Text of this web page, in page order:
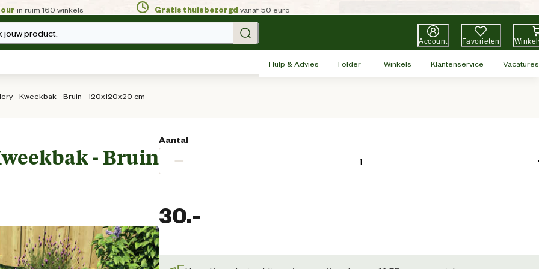
in ruim 160 winkels Gratis thuisbezorgd vanaf 50 euro
jouw product.
Account Favorieten
Hulp & Advies Folder Winkels Klantenservice Vacatures
- Kweekbak - Bruin - 120x120x20 cm
- Bruin
Aantal
−
30.-